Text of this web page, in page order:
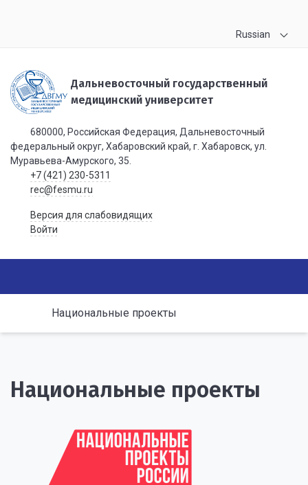
Russian
Дальневосточный государственный
медицинский университет
680000, Российская Федерация, Дальневосточный
федеральный округ, Хабаровский край, г. Хабаровск, ул.
Муравьева-Амурского, 35.
+7 (421) 230-5311
rec@fesmu.ru
Версия для слабовидящих
Войти
Национальные проекты
Национальные проекты